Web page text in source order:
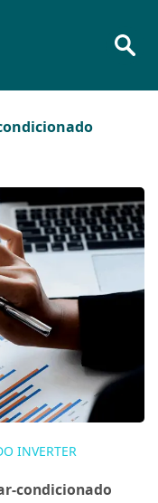
INVERTER
condicionado